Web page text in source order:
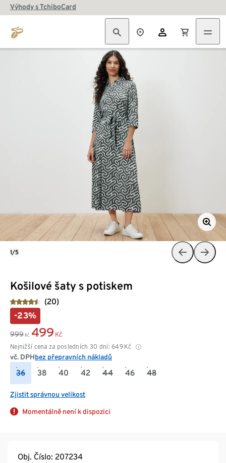
Výhody s TchiboCard
Košilové šaty s potiskem
(20)
-23%
999 Kč 499 Kč
Nejnižší cena za posledních 30 dní: 649 Kč
vč. DPHbez přepravních nákladů
36 38 40 42 44 46 48
Zjistit správnou velikost
Momentálně není k dispozici
1/5
Obj. Číslo: 207234